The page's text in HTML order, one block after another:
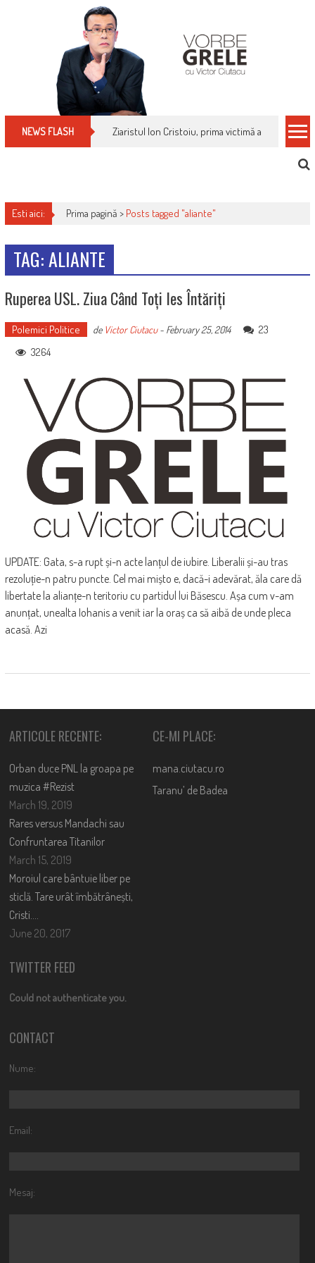
NEWS FLASH Ziaristul Ion Cristoiu, prima victimă a noi
Esti aici: Prima pagină > Posts tagged "aliante"
TAG: ALIANTE
Ruperea USL. Ziua Când Toți Ies Întăriți
Polemici Politice de Victor Ciutacu- February 25, 2014
23
3264
UPDATE: Gata, s-a rupt și-n acte lanțul de iubire. Liberalii și-au tras
rezoluție-n patru puncte. Cel mai mișto e, dacă-i adevărat, ăla care dă
libertate la alianțe-n teritoriu cu partidul lui Băsescu. Așa cum v-am
anunțat, unealta Iohanis a venit iar la oraș ca să aibă de unde pleca
acasă. Azi
ARTICOLE RECENTE:
Orban duce PNL la groapa pe
muzica #Rezist
March 19, 2019
Rares versus Mandachi sau
Confruntarea Titanilor
March 15, 2019
Moroiul care bântuie liber pe
sticlă. Tare urât îmbătrânești,
Cristi….
June 20, 2017
CE-MI PLACE:
mana.ciutacu.ro
Taranu’ de Badea
TWITTER FEED
Could not authenticate you.
CONTACT
Nume:
Email:
Mesaj: